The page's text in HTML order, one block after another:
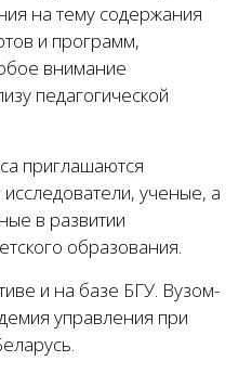
на тему содержания
и программ,
внимание
педагогической
приглашаются
ученые, а
в развитии
образования.
и на базе БГУ. Вузом-
управления при